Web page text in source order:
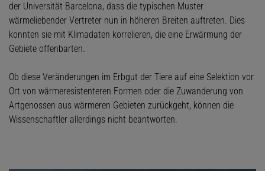
der Universität Barcelona, dass die typischen Muster
wärmeliebender Vertreter nun in höheren Breiten auftreten. Dies
konnten sie mit Klimadaten korrelieren, die eine Erwärmung der
Gebiete offenbarten.
Ob diese Veränderungen im Erbgut der Tiere auf eine Selektion vor
Ort von wärmeresistenteren Formen oder die Zuwanderung von
Artgenossen aus wärmeren Gebieten zurückgeht, können die
Wissenschaftler allerdings nicht beantworten.